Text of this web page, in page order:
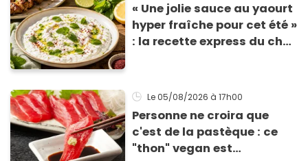
« Une jolie sauce au yaourt
hyper fraîche pour cet été »
: la recette express du chef
grillades
Le 05/08/2026 à 17h00
Personne ne croira que
c'est de la pastèque : ce
"thon" vegan est